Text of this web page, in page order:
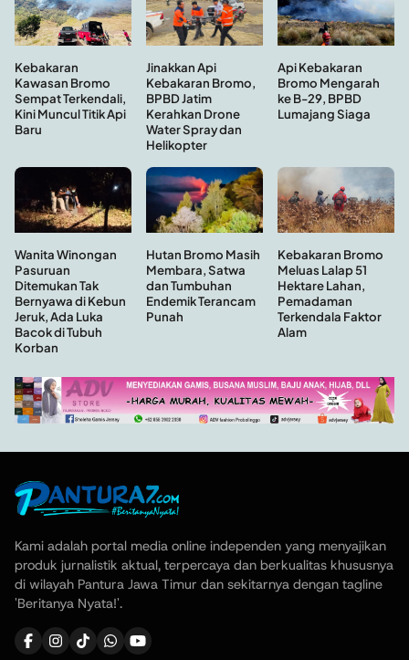
Kebakaran
Kawasan Bromo
Sempat Terkendali,
Kini Muncul Titik Api
Baru
Jinakkan Api
Kebakaran Bromo,
BPBD Jatim
Kerahkan Drone
Water Spray dan
Helikopter
Api Kebakaran
Bromo Mengarah
ke B-29, BPBD
Lumajang Siaga
Wanita Winongan
Pasuruan
Ditemukan Tak
Bernyawa di Kebun
Jeruk, Ada Luka
Bacok di Tubuh
Korban
Hutan Bromo Masih
Membara, Satwa
dan Tumbuhan
Endemik Terancam
Punah
Kebakaran Bromo
Meluas Lalap 51
Hektare Lahan,
Pemadaman
Terkendala Faktor
Alam
Kami adalah portal media online independen yang menyajikan
produk jurnalistik aktual, terpercaya dan berkualitas khususnya
di wilayah Pantura Jawa Timur dan sekitarnya dengan tagline
'Beritanya Nyata!'.